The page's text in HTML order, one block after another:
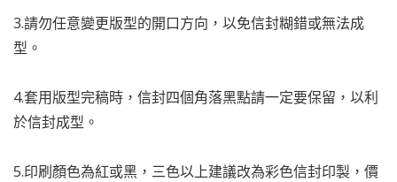
3.請勿任意變更版型的開口方向，以免信封糊錯或無法成
型。
4.套用版型完稿時，信封四個角落黑點請一定要保留，以利
於信封成型。
5.印刷顏色為紅或黑，三色以上建議改為彩色信封印製，價